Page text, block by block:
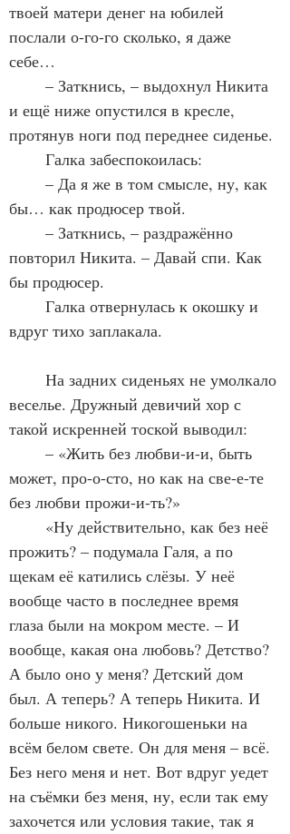
твоей матери денег на юбилей
послали о-го-го сколько, я даже
себе…
и ещё ниже опустился в кресле,
протянув ноги под переднее сиденье.
	Галка забеспокоилась:
бы… как продюсер твой.
повторил Никита. – Давай спи. Как
бы продюсер.
вдруг тихо заплакала.
веселье. Дружный девичий хор с
такой искренней тоской выводил:
может, про-о-сто, но как на све-е-те
без любви прожи-и-ть?»
прожить? – подумала Галя, а по
щекам её катились слёзы. У неё
вообще часто в последнее время
глаза были на мокром месте. – И
вообще, какая она любовь? Детство?
А было оно у меня? Детский дом
был. А теперь? А теперь Никита. И
больше никого. Никогошеньки на
всём белом свете. Он для меня – всё.
Без него меня и нет. Вот вдруг уедет
на съёмки без меня, ну, если так ему
захочется или условия такие, так я